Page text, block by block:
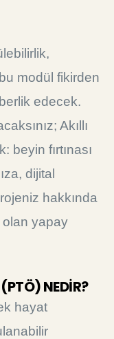
modül fikirden
edecek.
Akıllı
beyin fırtınası
dijital
hakkında
olan yapay
NEDİR?
hayat